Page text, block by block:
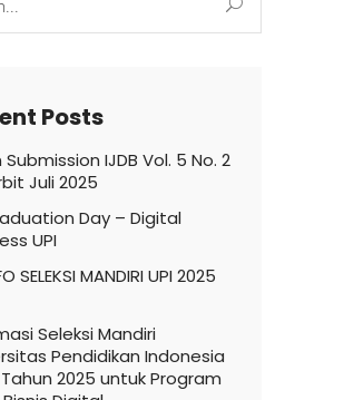
Posts
IJDB Vol. 5 No. 2
Juli 2025
Day – Digital
UPI
SELEKSI MANDIRI UPI 2025
Seleksi Mandiri
Pendidikan Indonesia
2025 untuk Program